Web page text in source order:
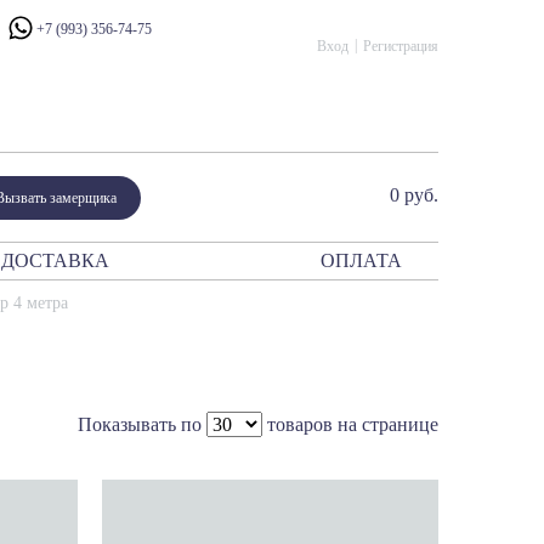
+7 (993) 356-74-75
Вход
Регистрация
замерщика 0 руб.
Модерн
ДОСТАВКА ОПЛАТА
4 метра
Показывать по товаров на странице